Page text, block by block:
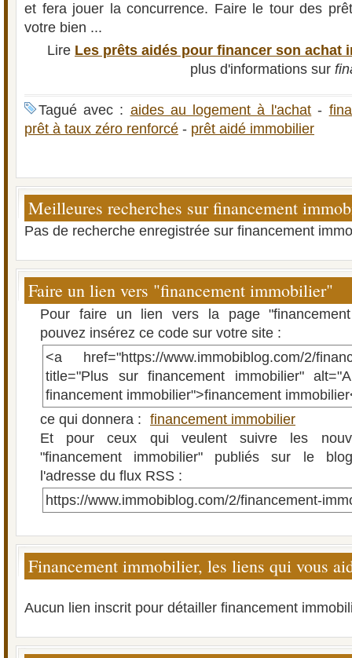
et fera jouer la concurrence. Faire le tour des
votre bien ...
Lire Les prêts aidés pour financer son achat
plus d'informations sur
Tagué avec : aides au logement à l'achat -
prêt à taux zéro renforcé - prêt aidé immobilier
Meilleures recherches sur financement
Pas de recherche enregistrée sur financement
Faire un lien vers "financement immobilier"
Pour faire un lien vers la page
pouvez insérez ce code sur votre site :
<a href="https://www.immobiblog.com/2/
title="Plus sur financement immobilier"
financement immobilier">financement
ce qui donnera : financement immobilier
Et pour ceux qui veulent suivre les
"financement immobilier" publiés sur le
l'adresse du flux RSS :
https://www.immobiblog.com/2/financement-
Financement immobilier, les liens qui vous
Aucun lien inscrit pour détailler financement